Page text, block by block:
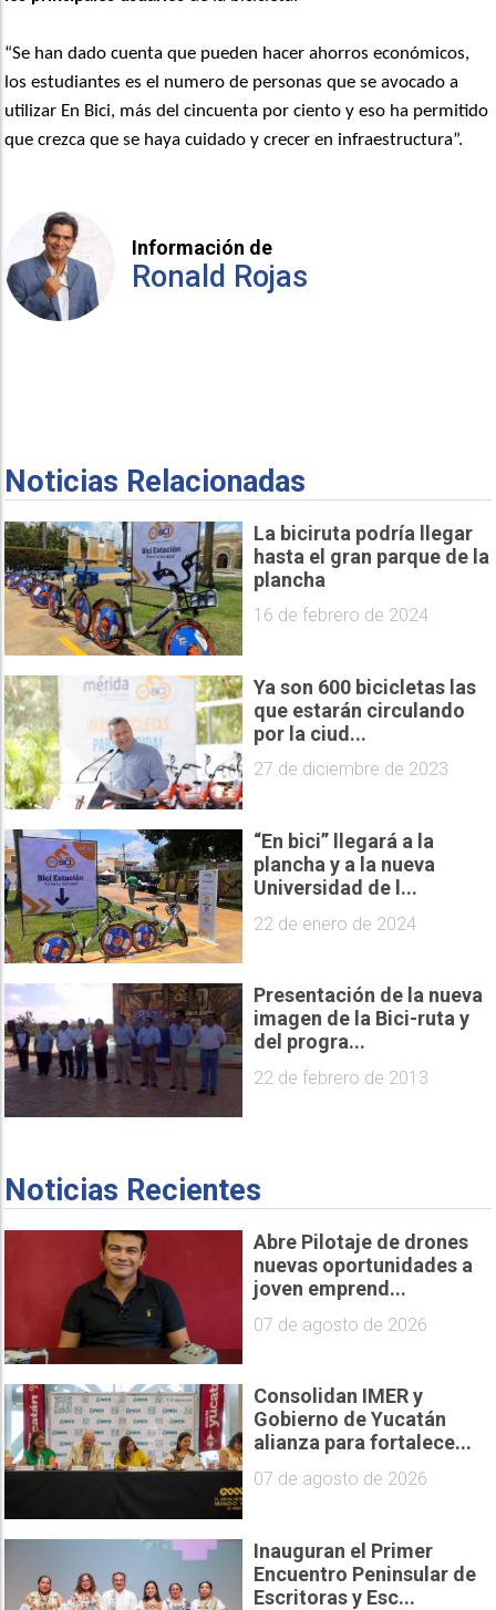
“Se han dado cuenta que pueden hacer ahorros económicos,
los estudiantes es el numero de personas que se avocado a
utilizar En Bici, más del cincuenta por ciento y eso ha permitido
que crezca que se haya cuidado y crecer en infraestructura”.
Información de
Ronald Rojas
Noticias Relacionadas
La biciruta podría llegar
hasta el gran parque de la
plancha
16 de febrero de 2024
Ya son 600 bicicletas las
que estarán circulando
por la ciud...
27 de diciembre de 2023
“En bici” llegará a la
plancha y a la nueva
Universidad de l...
22 de enero de 2024
Presentación de la nueva
imagen de la Bici-ruta y
del progra...
22 de febrero de 2013
Noticias Recientes
Abre Pilotaje de drones
nuevas oportunidades a
joven emprend...
07 de agosto de 2026
Consolidan IMER y
Gobierno de Yucatán
alianza para fortalece...
07 de agosto de 2026
Inauguran el Primer
Encuentro Peninsular de
Escritoras y Esc...